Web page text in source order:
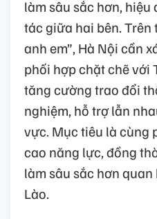
làm sâu sắc hơn,
tác giữa hai bên. Trên
anh em”, Hà Nội cần
phối hợp chặt chẽ với
tăng cường trao đổi
nghiệm, hỗ trợ lẫn
vực. Mục tiêu là cùng
cao năng lực, đồng
làm sâu sắc hơn
Lào.